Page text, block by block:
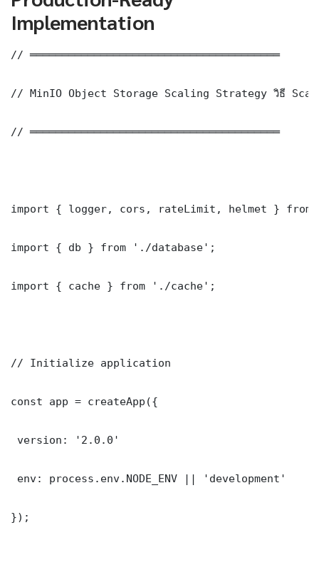
Implementation
// ═══════════════════════════════════════
// MinIO Object Storage Scaling Strategy วิธี
// ═══════════════════════════════════════
import { logger, cors, rateLimit, helmet } from
import { db } from './database';
import { cache } from './cache';
// Initialize application
const app = createApp({
version: '2.0.0'
env: process.env.NODE_ENV || 'development'
});